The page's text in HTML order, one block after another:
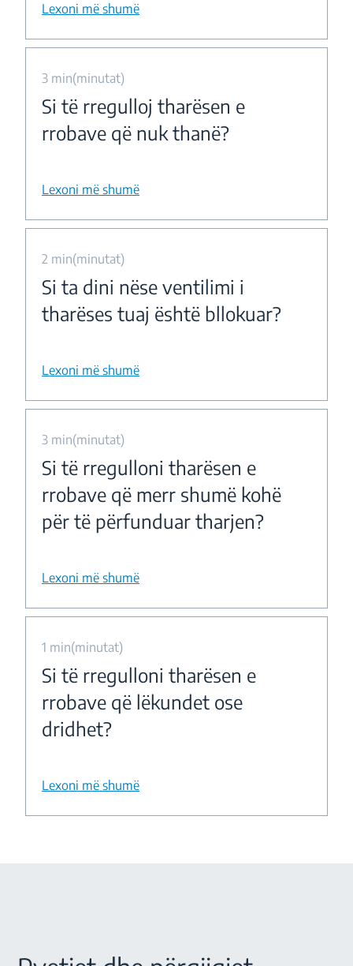
Lexoni më shumë
3 min(minutat)
Si të rregulloj tharësen e
rrobave që nuk thanë?
Lexoni më shumë
2 min(minutat)
Si ta dini nëse ventilimi i
tharëses tuaj është bllokuar?
Lexoni më shumë
3 min(minutat)
Si të rregulloni tharësen e
rrobave që merr shumë kohë
për të përfunduar tharjen?
Lexoni më shumë
1 min(minutat)
Si të rregulloni tharësen e
rrobave që lëkundet ose
dridhet?
Lexoni më shumë